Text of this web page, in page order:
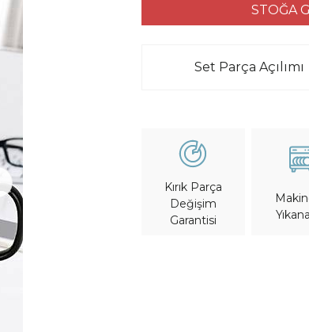
STOĞA
Set Parça Açılımı
Kırık Parça
Değişim
Garantisi